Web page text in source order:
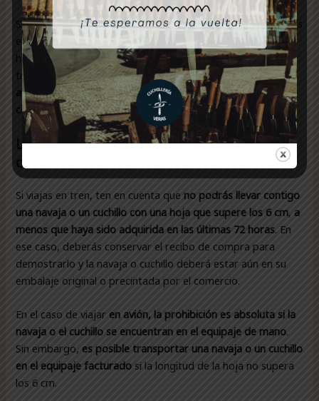
Si la longitud de la hoja del cuchillo o navaja que transportas
essuperior a 11 cm
, solo puedes llevarla durante las 72
horas posteriores a su compra, es decir, como mero
transporte desde latienda hasta tu domicilio o lugar de
almacenamiento,debidamente embalada y con el ticket de
compra.
Llevar una navaja o un cuchillo en el tren
o en avión
Si viajas en tren, ten en cuenta que no podrás llevar contigo
una navaja o un cuchillo con una hoja que supere los 6 cm, a
menos que haya sido adquirida en las últimas 72 horas. En
ese caso, deberás conservar el recibo de compra para
demostrarlo y la navaja o cuchillo deberá estar aún en su
embalaje original o precintada por el comercio.
En el caso de viajaren avión, la prohibición es absoluta si la
navaja o el cuchillo se encuentran en el equipaje de mano.
Sin embargo,es posible transportar una navaja o un cuchillo
en el equipaje facturado si la longitud de la hoja no supera
los 6 cm.